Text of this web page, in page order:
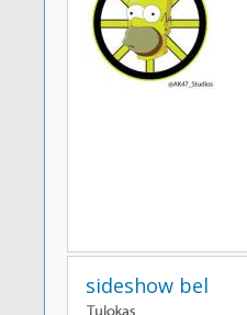
sideshow bel